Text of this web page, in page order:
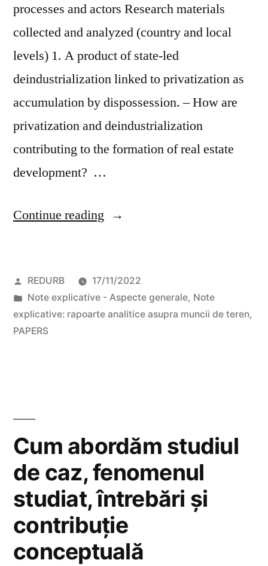
processes and actors Research materials
collected and analyzed (country and local
levels) 1. A product of state-led
deindustrialization linked to privatization as
accumulation by dispossession. – How are
privatization and deindustrialization
contributing to the formation of real estate
development? …
Continue reading “REDURB
and
concrete
Posted
by
REDURB
17/11/2022
Posted
in
Note explicative - Aspecte generale, Note
explicative: rapoarte analitice asupra muncii de teren,
PAPERS
Cum abordăm studiul
de caz, fenomenul
studiat, întrebări și
contribuție
conceptuală